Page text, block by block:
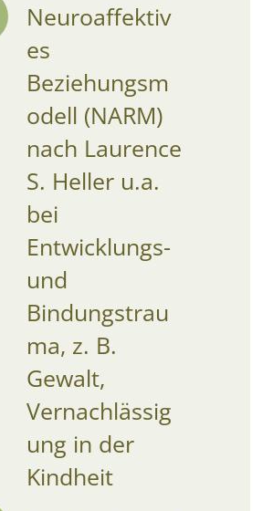
Neuroaffektiv
es
Beziehungsm
odell (NARM)
nach Laurence
S. Heller u.a.
bei
Entwicklungs-
und
Bindungstrau
ma, z. B.
Gewalt,
Vernachlässig
ung in der
Kindheit